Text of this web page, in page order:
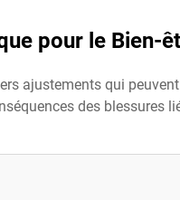
pour le Bien-
ajustements qui
des blessures